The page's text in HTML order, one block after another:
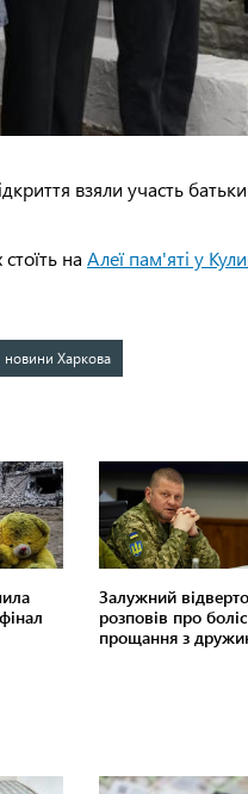
взяли участь
на Алеї пам'яті у
новини Харкова